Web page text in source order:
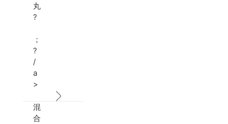
丸
?
；
?
/
a
>
混
合